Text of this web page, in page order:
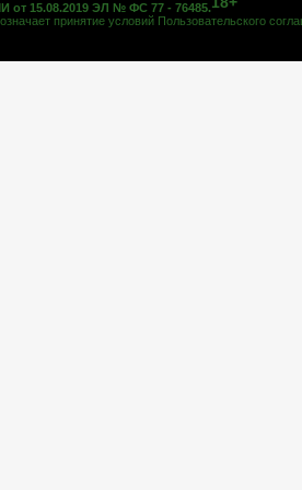
от 15.08.2019 ЭЛ № ФС 77 - 76485.
принятие условий Пользовательского